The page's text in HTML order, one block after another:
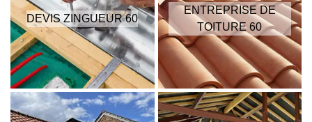
DEVIS ZINGUEUR 60
ENTREPRISE DE
TOITURE 60